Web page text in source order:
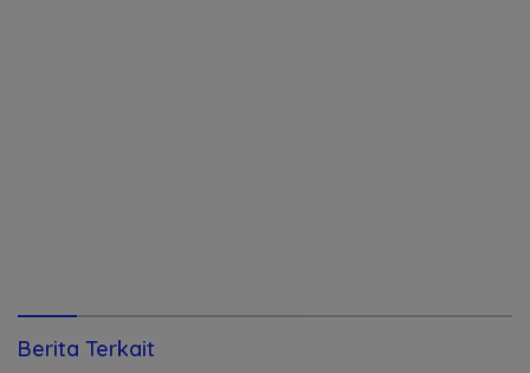
Berita Terkait